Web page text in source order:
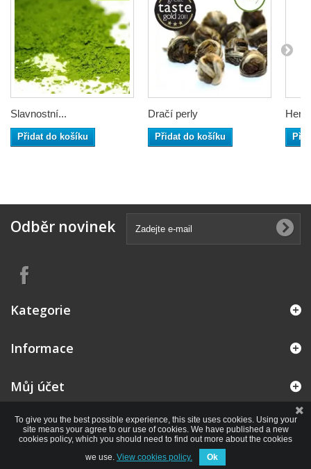
Slavnostní...
Přidat do košíku
Dračí perly
Přidat do košíku
Odběr novinek
Kategorie
Informace
Můj účet
To give you the best possible experience, this site uses cookies. Using your
site means your agree to our use of cookies. We have published a new
cookies policy, which you should need to find out more about the cookies
we use. View cookies policy. Ok